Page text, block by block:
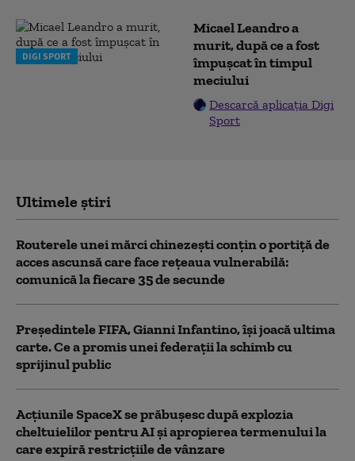
DIGI SPORT
Micael Leandro a
murit, după ce a fost
împușcat în timpul
meciului
Descarcă aplicația Digi
Sport
Ultimele știri
Routerele unei mărci chinezești conțin o portiță de
acces ascunsă care face rețeaua vulnerabilă:
comunică la fiecare 35 de secunde
Președintele FIFA, Gianni Infantino, îşi joacă ultima
carte. Ce a promis unei federații la schimb cu
sprijinul public
Acţiunile SpaceX se prăbuşesc după explozia
cheltuielilor pentru AI şi apropierea termenului la
care expiră restricţiile de vânzare